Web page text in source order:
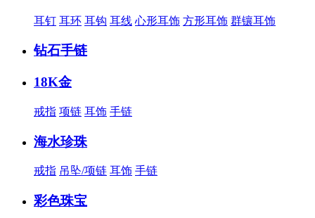
耳钉 耳环 耳钩 耳线 心形耳饰 方形耳饰 群镶耳饰
钻石手链
18K金
戒指 项链 耳饰 手链
海水珍珠
戒指 吊坠/项链 耳饰 手链
彩色珠宝